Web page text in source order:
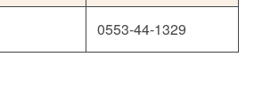
0553-44-1329